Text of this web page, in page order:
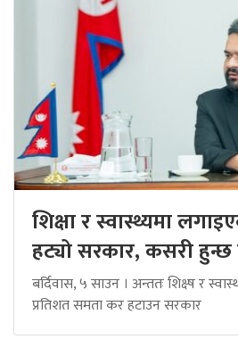
शिक्षा र स्वास्थ्यमा
हट्यो सरकार, कसरी हुन्छ
बर्दिवास, ५ साउन । अन्ततः शिक्ष्ष र
प्रतिशत समता कर हटाउन सरकार